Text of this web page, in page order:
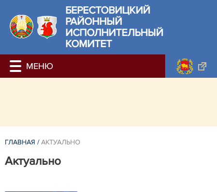
БЕРЕСТОВИЦКИЙ
РАЙОННЫЙ
ИСПОЛНИТЕЛЬНЫЙ
КОМИТЕТ
ГЛАВНАЯ / АКТУАЛЬНО
Актуально